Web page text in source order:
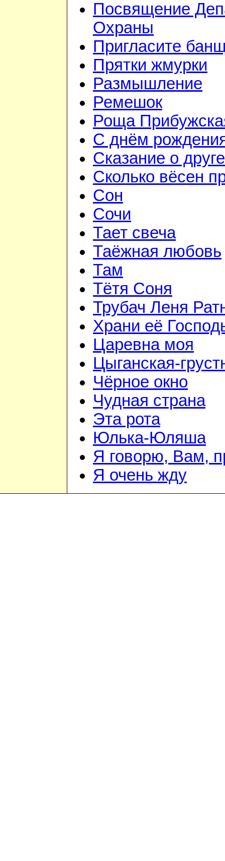
Посвящение
Охраны
Пригласите
Прятки жмурки
Размышление
Ремешок
Роща
С днём
Сказание о друге
Сколько вёсен
Сон
Сочи
Тает свеча
Таёжная любовь
Там
Тётя Соня
Трубач Леня
Храни её
Царевна моя
Цыганская-
Чёрное окно
Чудная страна
Эта рота
Юлька-Юляша
Я говорю, Вам,
Я очень жду